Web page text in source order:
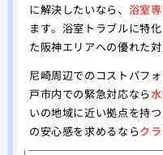
に解決したいなら、 浴室
ます。浴室トラブルに特
た阪神エリアへの優れた対
尼崎周辺でのコストパフ
戸市内での緊急対応なら
いの地域に近い拠点を持
の安心感を求めるならク